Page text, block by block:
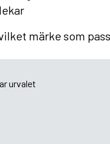
märke som
urvalet